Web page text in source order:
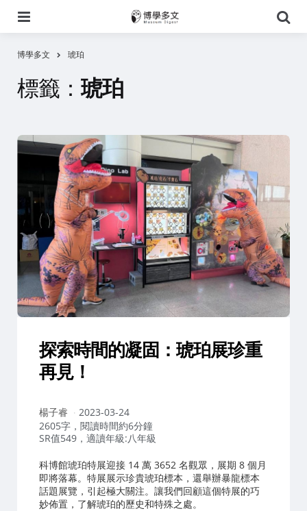
尋
博學多文 琥珀
標籤：琥珀
探索時間的凝固：琥珀展珍重
再見！
作
者：
楊子睿
2023-03-24
2605字，閱讀時間約6分鐘
SR值549，適讀年級:八年級
科博館琥珀特展迎接 14 萬 3652 名觀眾，展期 8 個月
即將落幕。特展展示珍貴琥珀標本，還舉辦暴龍標本
話題展覽，引起極大關注。讓我們回顧這個特展的巧
妙佈置，了解琥珀的歷史和特殊之處。